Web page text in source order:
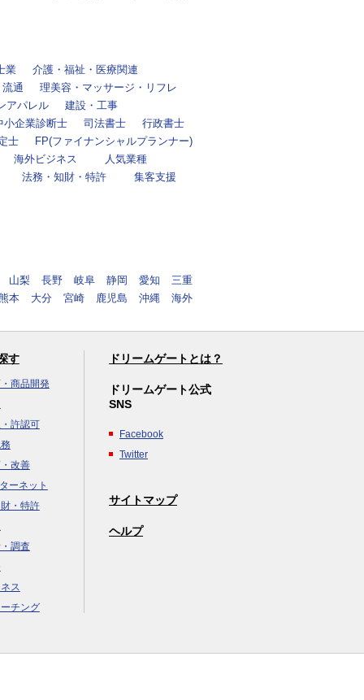
業
介護・福祉・医療関連
通
理美容・マッサージ・リフレ
アパレル
建設・工事
小企業診断士
司法書士
行政書士
士
FP(ファイナンシャルプランナー)
海外ビジネス
人気業種
法務・知財・特許
集客支援
山梨 長野 岐阜 静岡 愛知
三重
本
大分 宮崎 鹿児島 沖縄 海外
す
商品開発
許認可
改善
ーネット
・特許
調査
ス
チング
ドリームゲートとは？
ドリームゲート公式
SNS
Facebook
Twitter
サイトマップ
ヘルプ